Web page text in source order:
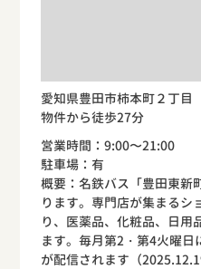
愛知県豊田市柿本町２丁目
物件から徒歩27分
営業時間：9:00〜21:00
駐車場：有
概要：名鉄バス「豊田東新
ります。専門店が集まるシ
り、医薬品、化粧品、日用
ます。毎月第2・第4火曜
が配信されます（